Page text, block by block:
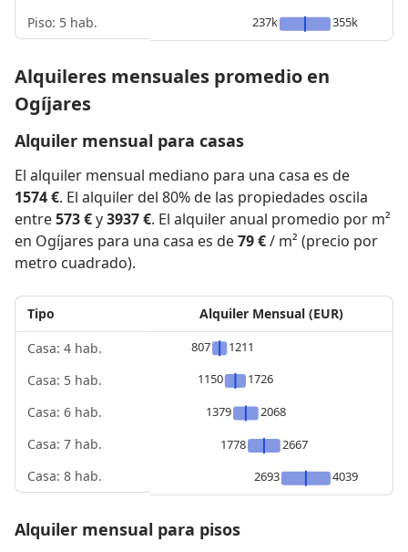
Piso: 5 hab.
237k
355k
Alquileres mensuales promedio en
Ogíjares
Alquiler mensual para casas
El alquiler mensual mediano para una casa es de
1574 €. El alquiler del 80% de las propiedades oscila
entre573 €y3937 €. El alquiler anual promedio por m²
en Ogíjares para una casa es de79 €/ m² (precio por
metro cuadrado).
Tipo
Casa: 4 hab.
Casa: 5 hab.
Casa: 6 hab.
Casa: 7 hab.
Casa: 8 hab.
Alquiler Mensual (EUR)
807
1211
1150
1726
1379
2068
1778
2667
2693
4039
Alquiler mensual para pisos